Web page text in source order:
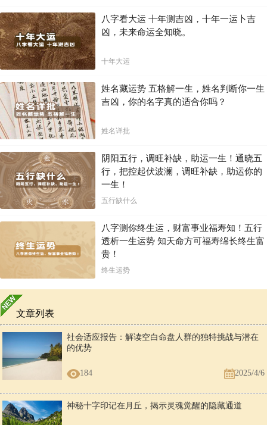
八字看大运 十年测吉凶，十年一运卜吉
凶，未来命运全知晓。
十年大运
姓名藏运势 五格解一生，姓名判断你一生
吉凶，你的名字真的适合你吗？
姓名详批
阴阳五行，调旺补缺，助运一生！通晓五
行，把控起伏波澜，调旺补缺，助运你的
一生！
五行缺什么
八字测你终生运，财富事业福寿知！五行
透析一生运势 知天命方可福寿绵长终生富
贵！
终生运势
文章列表
社会适应报告：解读空白命盘人群的独特挑战与潜在
的优势
184 2025/4/6
神秘十字印记在月丘，揭示灵魂觉醒的隐藏通道